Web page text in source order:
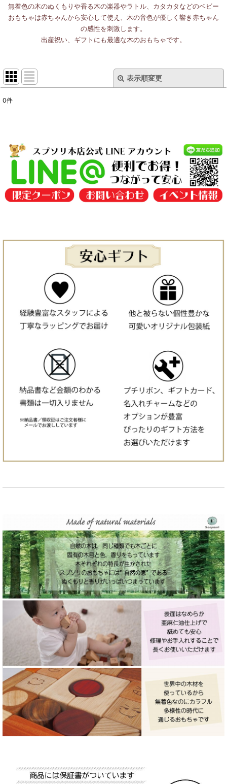
無着色の木のぬくもりや香る木の楽器やラトル、カタカタなどのベビー
おもちゃは赤ちゃんから安心して使え、木の音色が優しく響き赤ちゃん
の感性を刺激します。
出産祝い、ギフトにも最適な木のおもちゃです。
表示順変更
絞り込む
0件